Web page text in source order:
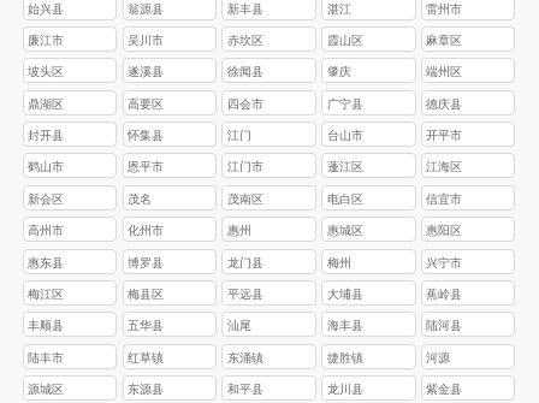
始兴县 翁源县 ‌新丰县 湛江 雷州市‌
‌‌廉江市‌ ‌‌吴川市 赤坎区‌ ‌霞山区‌ ‌麻章区‌
‌坡头区‌ ‌遂溪县‌ ‌徐闻县 肇庆 ‌端州区
鼎湖区 高要区 四会市 广宁县 德庆县
封开县 怀集县 江门 台山市 开平市
鹤山市 恩平市 江门市 蓬江区 江海区
新会区 茂名 茂南区 电白区 信宜市
高州市 化州市 惠州 惠城区 惠阳区
惠东县 博罗县 龙门县 梅州 兴宁市
梅江区 梅县区 平远县 大埔县 蕉岭县
丰顺县 五华县 汕尾 海丰县 陆河县
陆丰市 红草镇 东涌镇 捷胜镇 河源
源城区 东源县 和平县 龙川县 紫金县